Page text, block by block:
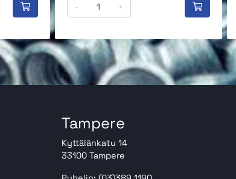
- +
Tampere
Kyttälänkatu 14
33100 Tampere